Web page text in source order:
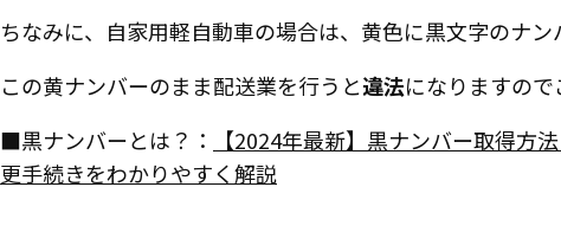
ちなみに、自家用軽自動車の場合は、黄色に黒文字のナン
この黄ナンバーのまま配送業を行うと違法になりますので
■黒ナンバーとは？：
【2024年最新】黒ナンバー取得方
更手続きをわかりやすく解説